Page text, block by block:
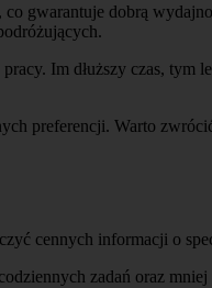
gwarantuje dobrą
Im dłuższy czas, tym
preferencji. Warto
cennych informacji o
zadań oraz